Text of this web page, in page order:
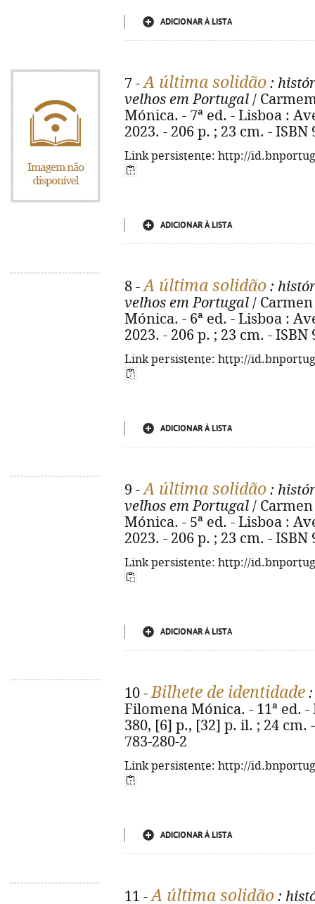
ADICIONAR À LISTA
7 -A última solidão :
velhos em Portugal /
Mónica. - 7ª ed. - Lisboa :
2023. - 206 p. ; 23 cm. - ISBN
Link persistente: http://
ADICIONAR À LISTA
8 -A última solidão :
velhos em Portugal /
Mónica. - 6ª ed. - Lisboa :
2023. - 206 p. ; 23 cm. - ISBN
Link persistente: http://
ADICIONAR À LISTA
9 -A última solidão :
velhos em Portugal /
Mónica. - 5ª ed. - Lisboa :
2023. - 206 p. ; 23 cm. - ISBN
Link persistente: http://
ADICIONAR À LISTA
10 -Bilhete de identidade
Filomena Mónica. - 11ª ed.
380, [6] p., [32] p. il. ; 24 cm.
783-280-2
Link persistente: http://
ADICIONAR À LISTA
11 -A última solidão :